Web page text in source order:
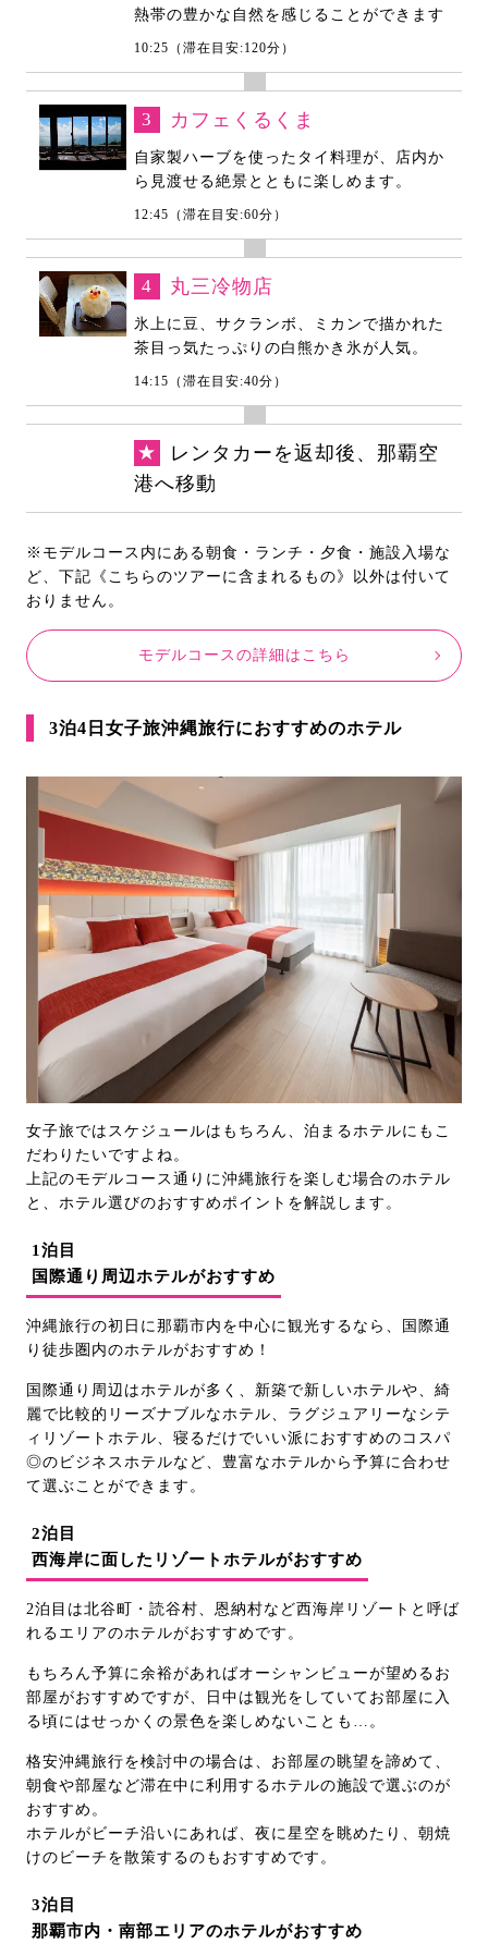
熱帯の豊かな自然を感じることができます
10:25（滞在目安:120分）
3 カフェくるくま
自家製ハーブを使ったタイ料理が、店内か
ら見渡せる絶景とともに楽しめます。
12:45（滞在目安:60分）
4 丸三冷物店
氷上に豆、サクランボ、ミカンで描かれた
茶目っ気たっぷりの白熊かき氷が人気。
14:15（滞在目安:40分）
★
レンタカーを返却後、那覇空
港へ移動
※モデルコース内にある朝食・ランチ・夕食・施設入場な
ど、下記《こちらのツアーに含まれるもの》以外は付いて
おりません。
モデルコースの詳細はこちら
3泊4日女子旅沖縄旅行におすすめのホテル
女子旅ではスケジュールはもちろん、泊まるホテルにもこ
だわりたいですよね。
上記のモデルコース通りに沖縄旅行を楽しむ場合のホテル
と、ホテル選びのおすすめポイントを解説します。
1泊目
国際通り周辺ホテルがおすすめ
沖縄旅行の初日に那覇市内を中心に観光するなら、国際通
り徒歩圏内のホテルがおすすめ！
国際通り周辺はホテルが多く、新築で新しいホテルや、綺
麗で比較的リーズナブルなホテル、ラグジュアリーなシテ
ィリゾートホテル、寝るだけでいい派におすすめのコスパ
◎のビジネスホテルなど、豊富なホテルから予算に合わせ
て選ぶことができます。
2泊目
西海岸に面したリゾートホテルがおすすめ
2泊目は北谷町・読谷村、恩納村など西海岸リゾートと呼ば
れるエリアのホテルがおすすめです。
もちろん予算に余裕があればオーシャンビューが望めるお
部屋がおすすめですが、日中は観光をしていてお部屋に入
る頃にはせっかくの景色を楽しめないことも…。
格安沖縄旅行を検討中の場合は、お部屋の眺望を諦めて、
朝食や部屋など滞在中に利用するホテルの施設で選ぶのが
おすすめ。
ホテルがビーチ沿いにあれば、夜に星空を眺めたり、朝焼
けのビーチを散策するのもおすすめです。
3泊目
那覇市内・南部エリアのホテルがおすすめ